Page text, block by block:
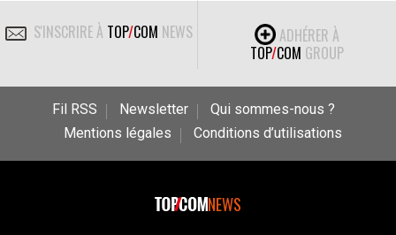
S'INSCRIRE À TOP/COM NEWS
ADHÉRER À
TOP/COM GROUP
Fil RSS Newsletter
Qui sommes-nous ?
Mentions légales
Conditions d’utilisations
NEWS